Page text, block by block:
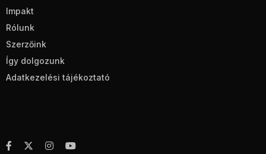
Impakt
Rólunk
Szerzőink
Így dolgozunk
Adatkezelési tájékoztató